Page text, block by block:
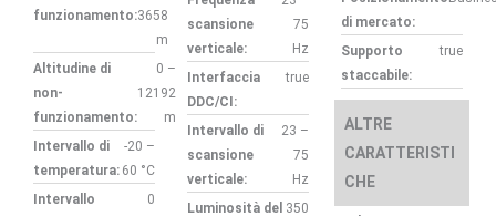
funzionamento:3658
m
Altitudine di
non-
funzionamento:
0 –
12192
m
Intervallo di
temperatura:
-20 –
60 °C
Intervallo
0
scansione
verticale:
75
Hz
Interfaccia
DDC/CI:
true
Intervallo di
scansione
verticale:
23 –
75
Hz
Luminosità del 350
di mercato:
Supporto
staccabile:
true
ALTRE
CARATTERISTI
CHE